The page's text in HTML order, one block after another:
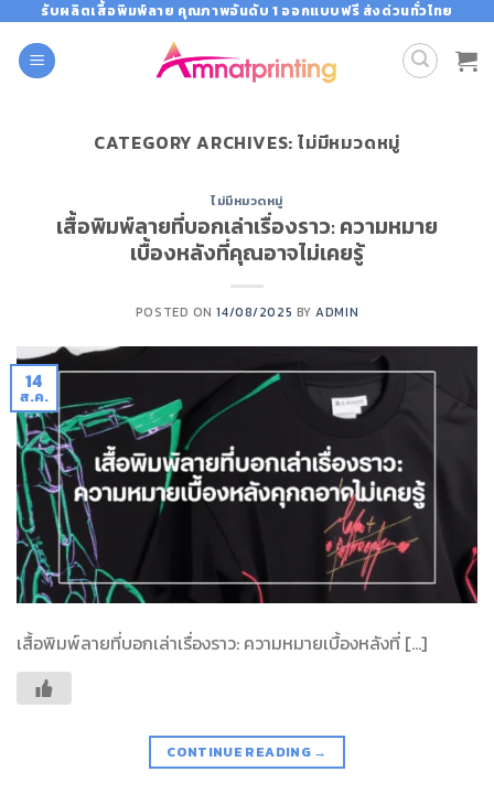
content
รับผลิตเสื้อพิมพ์ลาย คุณภาพอันดับ 1 ออกแบบฟรี ส่งด่วนทั่วไทย
CATEGORY ARCHIVES: ไม่มีหมวดหมู่
ไม่มีหมวดหมู่
เสื้อพิมพ์ลายที่บอกเล่าเรื่องราว: ความหมาย
เบื้องหลังที่คุณอาจไม่เคยรู้
POSTED ON14/08/2025 BYADMIN
14
ส.ค.
เสื้อพิมพ์ลายที่บอกเล่าเรื่องราว: ความหมายเบื้องหลังที่ […]
CONTINUE READING →